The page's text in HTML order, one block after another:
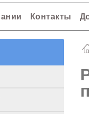
Контакты